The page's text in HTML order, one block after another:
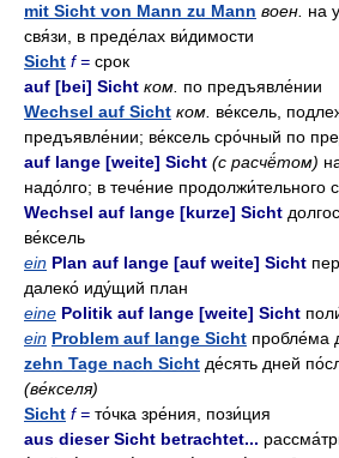
mit Sicht von Mann zu Mann воен. на
свя́зи, в преде́лах ви́димости
Sicht f = срок
auf [bei] Sicht ком. по предъявле́нии
Wechsel auf Sicht ком. ве́ксель,
предъявле́нии; ве́ксель сро́чный по
auf lange [weite] Sicht (с расчё́том)
надо́лго; в тече́ние продолжи́тельного
Wechsel auf lange [kurze] Sicht
ве́ксель
ein Plan auf lange [auf weite] Sicht
далеко́ иду́щий план
eine Politik auf lange [weite] Sicht
ein Problem auf lange Sicht пробле́ма
zehn Tage nach Sicht де́сять дней
(ве́кселя)
Sicht f = то́чка зре́ния, пози́ция
aus dieser Sicht betrachtet...